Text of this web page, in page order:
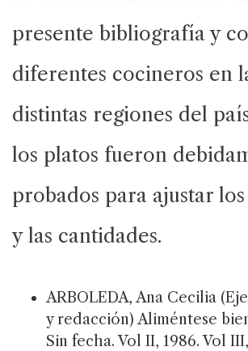
presente bibliografía y
diferentes cocineros en
distintas regiones del
los platos fueron
probados para ajustar
y las cantidades.
ARBOLEDA, Ana Cecilia
y redacción) Aliméntese
Sin fecha. Vol II, 1986. Vol